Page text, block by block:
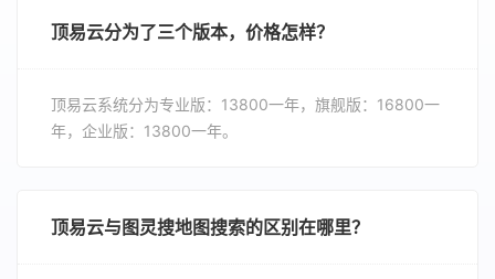
顶易云分为了三个版本，价格怎样？
顶易云系统分为专业版：13800一年，旗舰版：16800一
年，企业版：13800一年。
顶易云与图灵搜地图搜索的区别在哪里？